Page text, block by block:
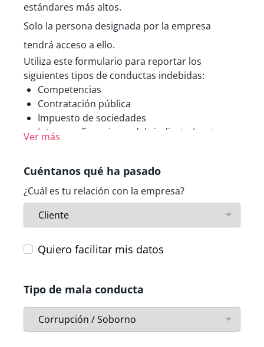
estándares más altos.
Solo la persona designada por la empresa
tendrá acceso a ello.
Utiliza este formulario para reportar los
siguientes tipos de conductas indebidas:
Competencias
Contratación pública
Impuesto de sociedades
Intereses financieros del sindicato (gastos,
capitales/financiación de actividades
terroristas.
Protección contra las radiaciones y
seguridad nuclear
Protección del medioambiente
Protección del usuario
Protección de datos personales y privacidad
Seguridad de las redes y los sistemas de
Seguridad alimentaria
Seguridad en el transporte
Ver más
Cuéntanos qué ha pasado
¿Cuál es tu relación con la empresa?
Quiero facilitar mis datos
Tipo de mala conducta